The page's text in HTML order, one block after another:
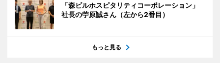
「森ビルホスピタリティコーポレーション」
社長の苧原誠さん（左から2番目）
もっと見る